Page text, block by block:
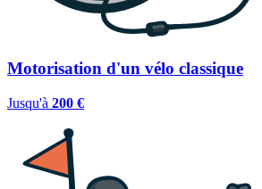
Motorisation d'un vélo classique
Jusqu'à 200 €